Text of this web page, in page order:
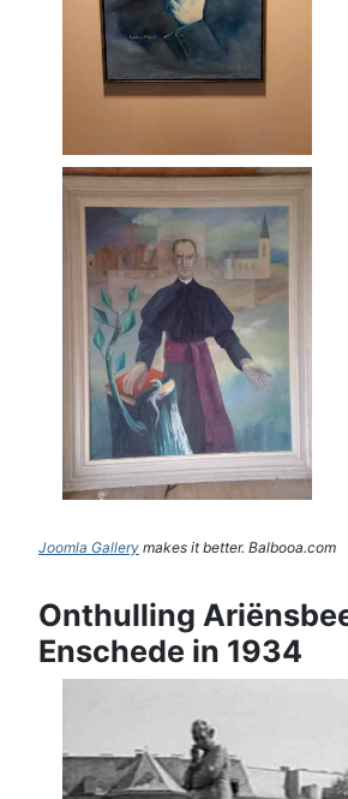
Joomla Gallery makes it better. Balbooa.com
Onthulling
Enschede in 1934